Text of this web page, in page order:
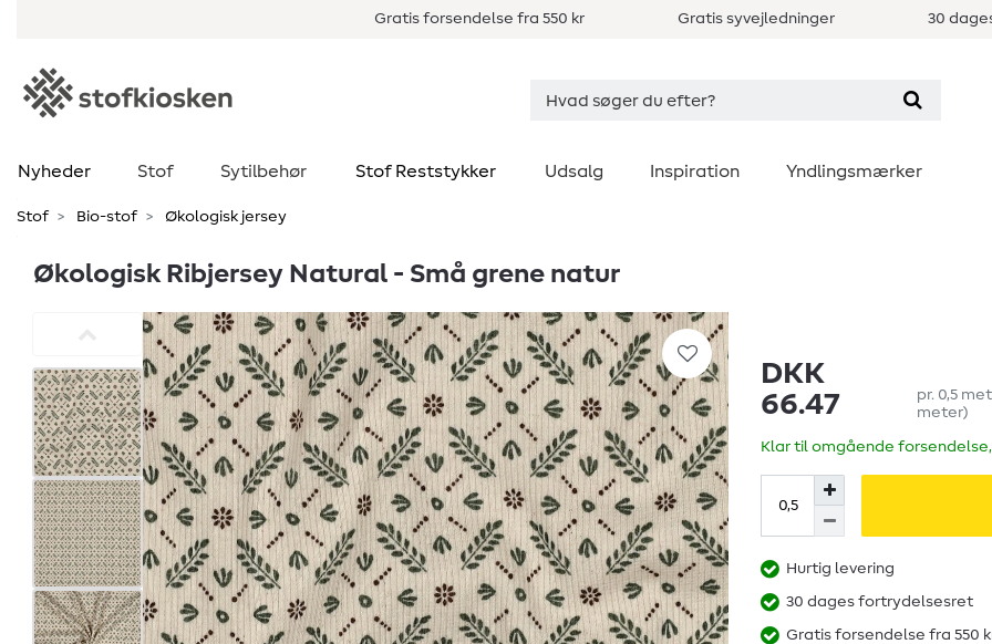
Gratis forsendelse fra 550 kr Gratis syvejledninger 30
Nyheder Stof Sytilbehør Stof Reststykker Udsalg Inspiration Yndlingsmærker
Stof Bio-stof Økologisk jersey
Økologisk Ribjersey Natural - Små grene natur
DKK
66.47
pr. 0,5
meter)
Klar til omgående
Hurtig levering
30 dages fortrydelsesret
Gratis forsendelse fra 550